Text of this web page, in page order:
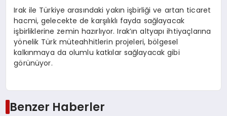
Irak ile Türkiye arasındaki yakın işbirliği ve artan ticaret
hacmi, gelecekte de karşılıklı fayda sağlayacak
işbirliklerine zemin hazırlıyor. Irak’ın altyapı ihtiyaçlarına
yönelik Türk müteahhitlerin projeleri, bölgesel
kalkınmaya da olumlu katkılar sağlayacak gibi
görünüyor.
Benzer Haberler